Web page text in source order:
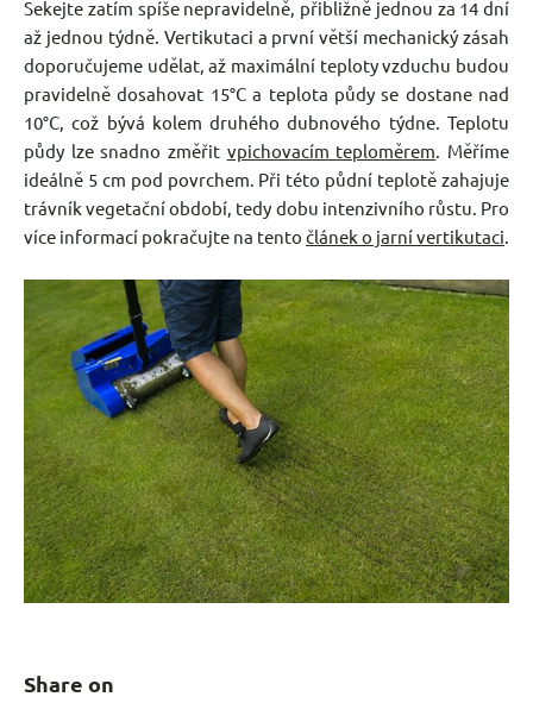
Sekejte zatím spíše nepravidelně, přibližně jednou za 14 dní
až jednou týdně. Vertikutaci a první větší mechanický zásah
doporučujeme udělat, až maximální teploty vzduchu budou
pravidelně dosahovat 15°C a teplota půdy se dostane nad
10°C, což bývá kolem druhého dubnového týdne. Teplotu
půdy lze snadno změřit vpichovacím teploměrem . Měříme
ideálně 5 cm pod povrchem. Při této půdní teplotě zahajuje
trávník vegetační období, tedy dobu intenzivního růstu. Pro
více informací pokračujte na tento článek o jarní vertikutaci
Share on